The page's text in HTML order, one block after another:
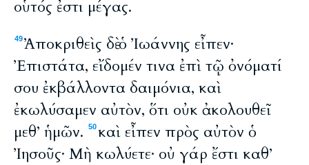
οὗτός ἐστι μέγας.
49Ἀποκριθεὶς δὲ ὁ Ἰωάννης εἶπεν·
Ἐπιστάτα, εἴδομέν τινα ἐπὶ τῷ ὀνόματί
σου ἐκβάλλοντα δαιμόνια, καὶ
ἐκωλύσαμεν αὐτὸν, ὅτι οὐκ ἀκολουθεῖ
μεθ’ ἡμῶν.
50καὶ εἶπεν πρὸς αὐτὸν ὁ
Ἰησοῦς· Μὴ κωλύετε· οὐ γάρ ἔστι καθ’